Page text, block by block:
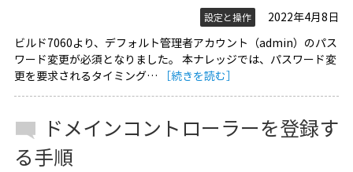
設定と操作
2022年4月8日
ビルド7060より、デフォルト管理者アカウント（admin）のパス
ワード変更が必須となりました。 本ナレッジでは、パスワード変
更を要求されるタイミング…
［続きを読む］
ドメインコントローラーを登録す
る手順